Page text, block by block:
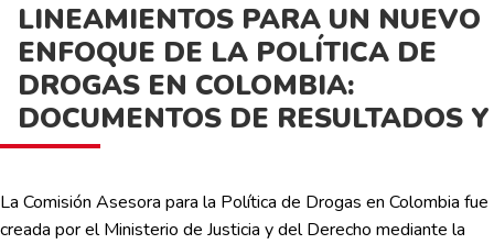
LINEAMIENTOS PARA UN NUEVO
ENFOQUE DE LA POLÍTICA DE
DROGAS EN COLOMBIA:
DOCUMENTOS DE RESULTADOS Y
La Comisión Asesora para la Política de Drogas en Colombia fue
creada por el Ministerio de Justicia y del Derecho mediante la